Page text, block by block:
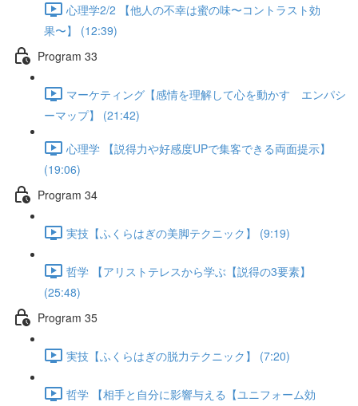
心理学2/2 【他人の不幸は蜜の味〜コントラスト効
果〜】 (12:39)
Program 33
マーケティング【感情を理解して心を動かす エンパシ
ーマップ】 (21:42)
心理学 【説得力や好感度UPで集客できる両面提示】
(19:06)
Program 34
実技【ふくらはぎの美脚テクニック】 (9:19)
哲学 【アリストテレスから学ぶ【説得の3要素】
(25:48)
Program 35
実技【ふくらはぎの脱力テクニック】 (7:20)
哲学 【相手と自分に影響与える【ユニフォーム効